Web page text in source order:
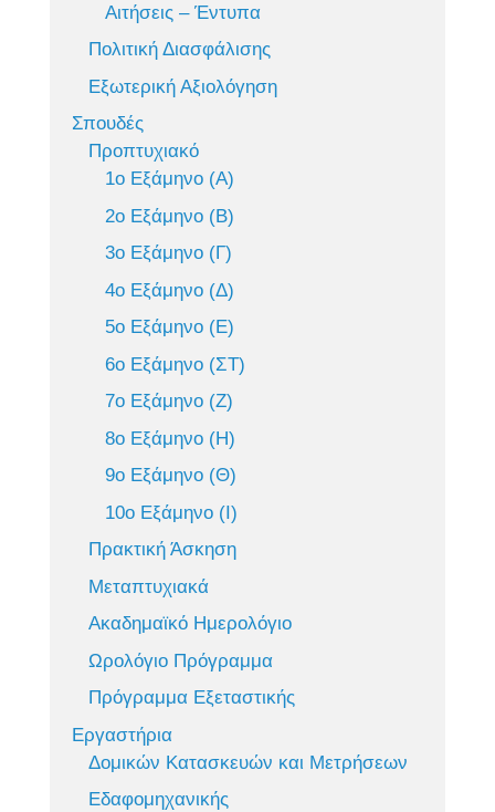
Αιτήσεις – Έντυπα
Πολιτική Διασφάλισης
Εξωτερική Αξιολόγηση
Σπουδές
Προπτυχιακό
1ο Εξάμηνο (Α)
2ο Εξάμηνο (Β)
3ο Εξάμηνο (Γ)
4ο Εξάμηνο (Δ)
5ο Εξάμηνο (Ε)
6ο Εξάμηνο (ΣΤ)
7ο Εξάμηνο (Ζ)
8ο Εξάμηνο (Η)
9ο Εξάμηνο (Θ)
10ο Εξάμηνο (Ι)
Πρακτική Άσκηση
Μεταπτυχιακά
Ακαδημαϊκό Ημερολόγιο
Ωρολόγιο Πρόγραμμα
Πρόγραμμα Εξεταστικής
Εργαστήρια
Δομικών Κατασκευών και Μετρήσεων
Εδαφομηχανικής